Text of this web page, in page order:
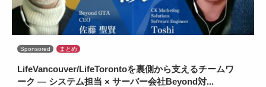
Sponsored まとめ
LifeVancouver/LifeTorontoを裏側から支えるチームワ
ーク ― システム担当 × サーバー会社Beyond対...